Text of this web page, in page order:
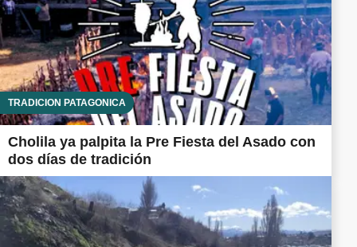
TRADICIÓN PATAGÓNICA
Cholila ya palpita la Pre Fiesta del Asado con
dos días de tradición